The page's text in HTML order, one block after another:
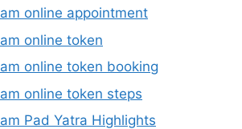
online appointment
online token
online token booking
online token steps
Pad Yatra Highlights